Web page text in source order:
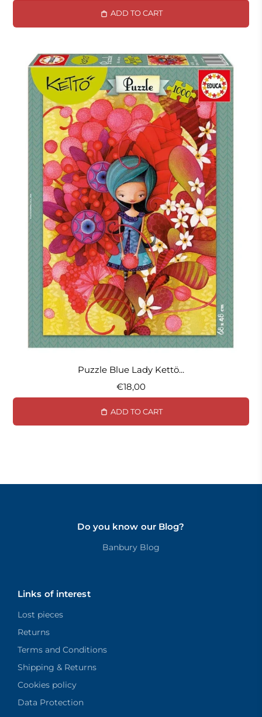
ADD TO CART
Puzzle Blue Lady Kettö...
€18,00
ADD TO CART
Do you know our Blog?
Banbury Blog
Links of interest
Lost pieces
Returns
Terms and Conditions
Shipping & Returns
Cookies policy
Data Protection